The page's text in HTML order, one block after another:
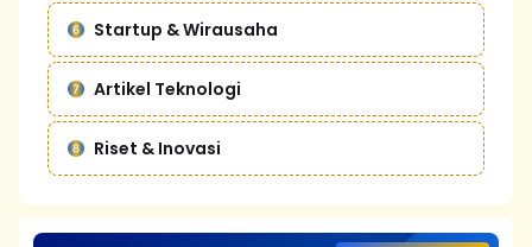
Startup & Wirausaha
Artikel Teknologi
Riset & Inovasi